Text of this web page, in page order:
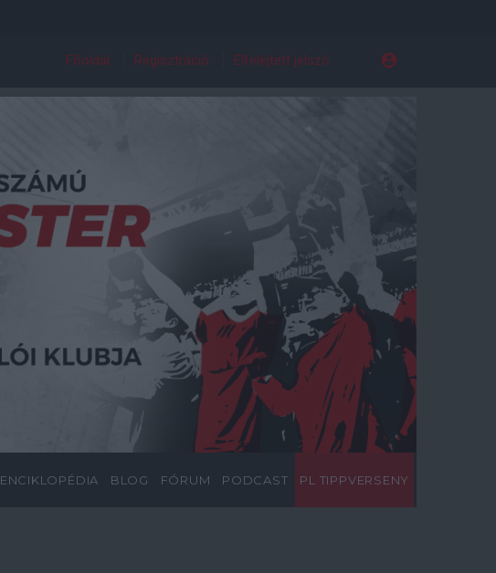
Főoldal Regisztráció Elfelejtett jelszó
ENCIKLOPÉDIA BLOG FÓRUM PODCAST PL TIPPVERSENY